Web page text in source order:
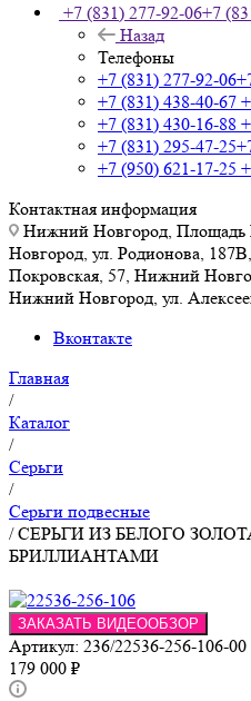
+7 (831) 277-92-06+7
Назад
Телефоны
+7 (831) 277-92-06
+7 (831) 438-40-67
+7 (831) 430-16-88
+7 (831) 295-47-25
+7 (950) 621-17-25
Контактная информация
Нижний Новгород,
Новгород, ул. Родионова,
Покровская, 57, Нижний
Нижний Новгород, ул.
Вконтакте
Главная
/
Каталог
/
Серьги
/
Серьги подвесные
/СЕРЬГИ ИЗ БЕЛОГО
БРИЛЛИАНТАМИ
ЗАКАЗАТЬ ВИДЕООБЗОР
Артикул: 236/22536-256-106-00
179 000 ₽